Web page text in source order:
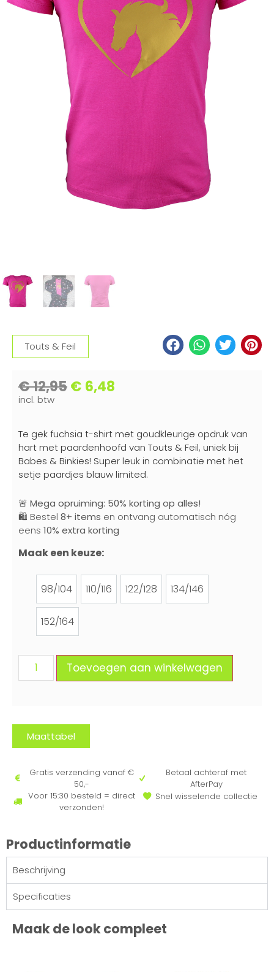
Touts & Feil
€12,95€ 6,48
incl. btw
Te gek fuchsia t-shirt met goudkleurige opdruk van
hart met paardenhoofd van Touts & Feil, uniek bij
Babes & Binkies! Super leuk in combinatie met het
setje paardjes blauw limited.
🚨 Mega opruiming: 50% korting op alles!
🛍️ Bestel 8+ items en ontvang automatisch nóg
eens 10% extra korting
Maak een keuze:
98/104
98/104
110/116
110/116
122/128
122/128
134/146
134/146
152/164
152/164
Toevoegen aan winkelwagen
Maattabel
Gratis verzending vanaf €
50,-
Voor 15:30 besteld = direct
verzonden!
Betaal achteraf met
AfterPay
Snel wisselende collectie
Productinformatie
Beschrijving
Specificaties
Maak de look compleet